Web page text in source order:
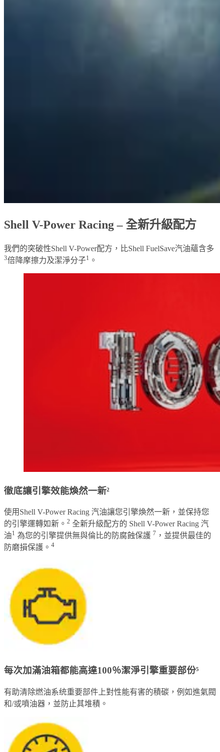
Shell V-Power Racing – 全新升級配方​
我們的突破性Shell V-Power配方，比Shell FuelSave汽油蘊含多
3倍降摩擦力及潔淨分子1 。
徹底讓引擎效能煥然一新²
使用Shell V-Power Racing 汽油讓您引擎煥然一新，並保持您
的引擎運轉如新。 2 全新升級配方的 Shell V-Power Racing 汽
油1 為您的引擎提供無與倫比的防腐蝕保護 7 ，並提供最佳的
防磨損保護。 4
每次加滿油箱都能高達100％潔淨引擎重要部份⁵
有助清除燃油系统重要部件上對性能有害的積碳，例如進氣閥
和/或噴油器，並防止其堆積。